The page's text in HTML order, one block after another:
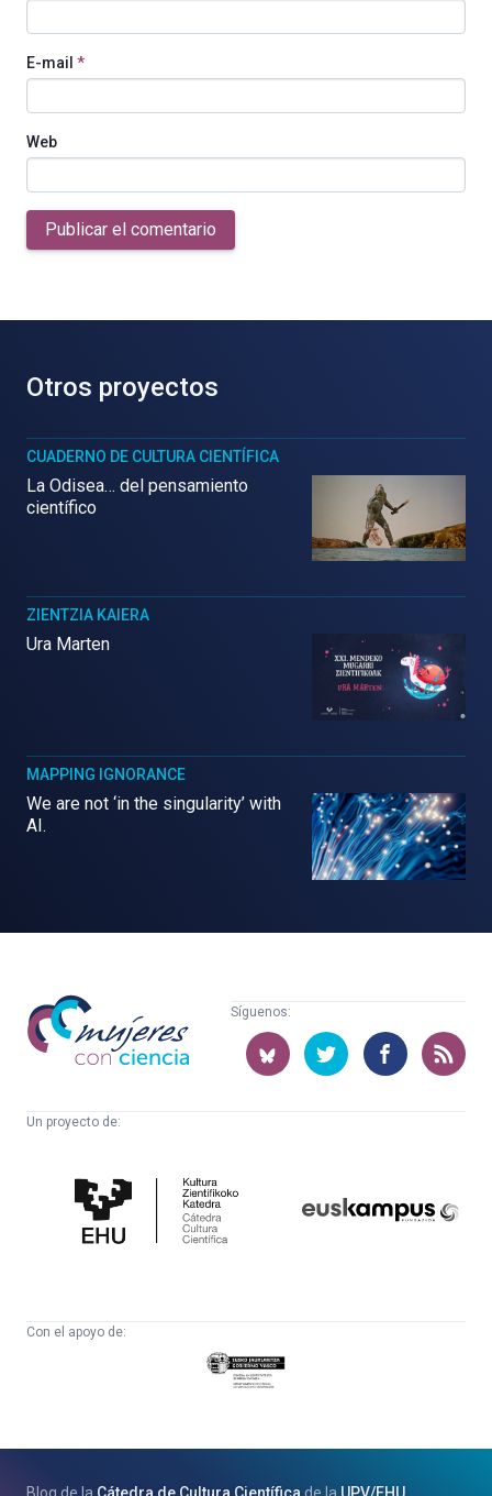
E-mail *
Web
Publicar el comentario
Otros proyectos
CUADERNO DE CULTURA CIENTÍFICA
La Odisea… del pensamiento
científico
ZIENTZIA KAIERA
Ura Marten
MAPPING IGNORANCE
We are not ‘in the singularity’ with
AI.
Mujeres
con
ciencia
Síguenos:
Un proyecto de:
Cultura
Científica
Con el apoyo de:
Eusko
Jaurlaritza